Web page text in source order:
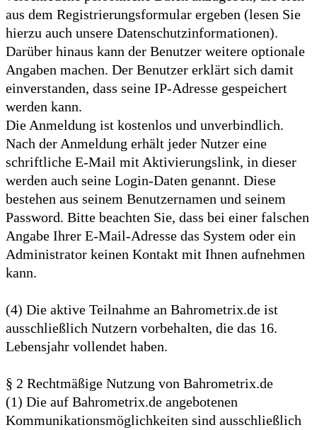
aus dem Registrierungsformular ergeben (lesen Sie
hierzu auch unsere Datenschutzinformationen).
Darüber hinaus kann der Benutzer weitere optionale
Angaben machen. Der Benutzer erklärt sich damit
einverstanden, dass seine IP-Adresse gespeichert
werden kann.
Die Anmeldung ist kostenlos und unverbindlich.
Nach der Anmeldung erhält jeder Nutzer eine
schriftliche E-Mail mit Aktivierungslink, in dieser
werden auch seine Login-Daten genannt. Diese
bestehen aus seinem Benutzernamen und seinem
Password. Bitte beachten Sie, dass bei einer falschen
Angabe Ihrer E-Mail-Adresse das System oder ein
Administrator keinen Kontakt mit Ihnen aufnehmen
kann.
(4) Die aktive Teilnahme an Bahrometrix.de ist
ausschließlich Nutzern vorbehalten, die das 16.
Lebensjahr vollendet haben.
§ 2 Rechtmäßige Nutzung von Bahrometrix.de
(1) Die auf Bahrometrix.de angebotenen
Kommunikationsmöglichkeiten sind ausschließlich